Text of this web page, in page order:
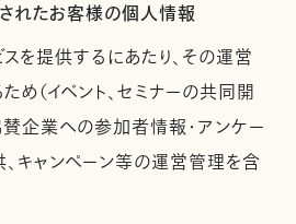
れたお客様の個人情報
スを提供するにあたり、その運営
め（イベント、セミナーの共同開
企業への参加者情報・アンケー
、キャンペーン等の運営管理を含